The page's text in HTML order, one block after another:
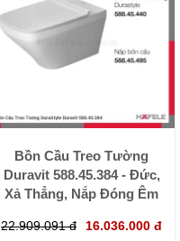
Bồn Cầu Treo Tường
Duravit 588.45.384 - Đức,
Xả Thẳng, Nắp Đóng Êm
22.909.091 đ 16.036.000 đ